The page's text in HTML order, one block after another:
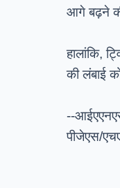
आगे बढ़ने
हालांकि,
की लंबाई
--
पीजेएस/